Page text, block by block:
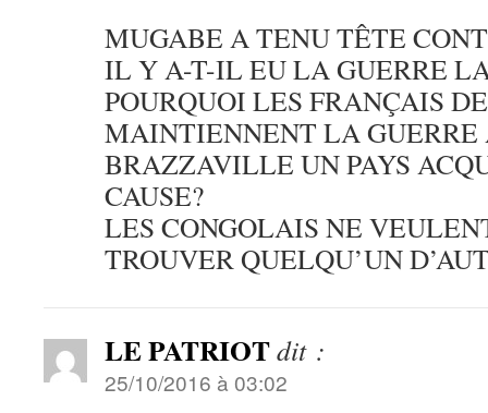
MUGABE A TENU TÊTE
IL Y A-T-IL EU LA GUERRE
POURQUOI LES FRANÇAIS
MAINTIENNENT LA GUERRE
BRAZZAVILLE UN PAYS
CAUSE?
LES CONGOLAIS NE
TROUVER QUELQU’UN
LE PATRIOTdit :
25/10/2016 à 03:02